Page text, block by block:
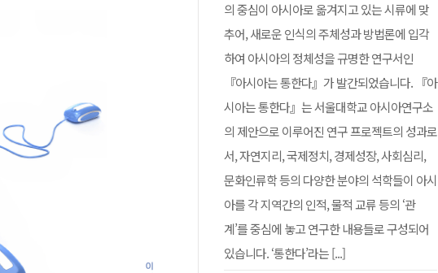
의 중심이 아시아로 옮겨지고 있는 시류에 맞
추어, 새로운 인식의 주체성과 방법론에 입각
하여 아시아의 정체성을 규명한 연구서인
『아시아는 통한다』가 발간되었습니다. 『아
시아는 통한다』는 서울대학교 아시아연구소
의 제안으로 이루어진 연구 프로젝트의 성과로
서, 자연지리, 국제정치, 경제성장, 사회심리,
문화인류학 등의 다양한 분야의 석학들이 아시
아를 각 지역간의 인적, 물적 교류 등의 ‘관
계’를 중심에 놓고 연구한 내용들로 구성되어
있습니다. ‘통한다’라는 [...]